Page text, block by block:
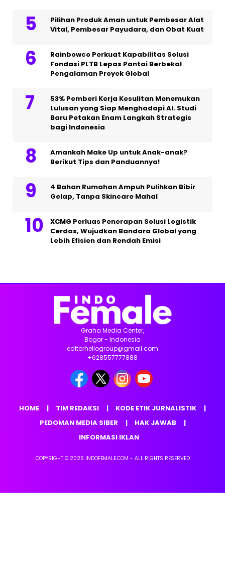
Pilihan Produk Aman untuk Pembesar Alat
Vital, Pembesar Payudara, dan Obat Kuat
Rainbowco Perkuat Kapabilitas Solusi
Fondasi PLTB Lepas Pantai Berbekal
Pengalaman Proyek Global
53% Pemberi Kerja Kesulitan Menemukan
Lulusan yang Siap Menghadapi AI. Studi
Baru Petakan Enam Langkah Strategis
bagi Indonesia
Amankah Make Up untuk Anak-anak?
Berikut Tips dan Panduannya!
4 Bahan Rumahan Ampuh Pulihkan Bibir
Gelap, Tanpa Skincare Mahal
XCMG Perluas Penerapan Solusi Logistik
Cerdas, Wujudkan Bandara Global yang
Lebih Efisien dan Rendah Emisi
Graha Media Center,
Bogor - Indonesia
editorhellogroup@gmail.com
+628557777888
HOME TIM REDAKSI
KODE ETIK JURNALISTIK
PEDOMAN MEDIA SIBER
HAK JAWAB
INFORMASI IKLAN
COPYRIGHT © 2026 INDOFEMALE.COM - ALL RIGHTS RESERVED